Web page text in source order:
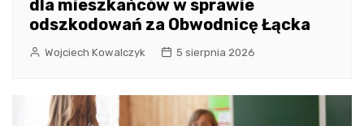
dla mieszkańców w sprawie
odszkodowań za Obwodnicę Łącka
Wojciech Kowalczyk 5 sierpnia 2026